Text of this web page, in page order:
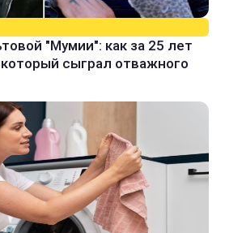
"Мумии": как за 25 лет
сыграл отважного